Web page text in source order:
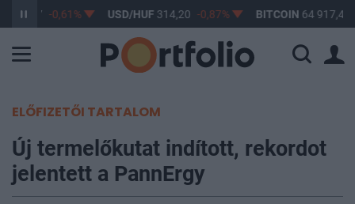
363,17 -0,61% USD/HUF314,20 -0,87% BITCOIN64 917,43
ELŐFIZETŐI TARTALOM
Új termelőkutat indított, rekordot
jelentett a PannErgy